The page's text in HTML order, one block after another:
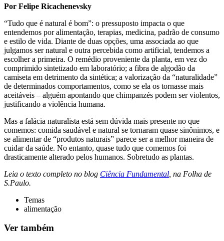
Por Felipe Ricachenevsky
“Tudo que é natural é bom”: o pressuposto impacta o que
entendemos por alimentação, terapias, medicina, padrão de consumo
e estilo de vida. Diante de duas opções, uma associada ao que
julgamos ser natural e outra percebida como artificial, tendemos a
escolher a primeira. O remédio proveniente da planta, em vez do
comprimido sintetizado em laboratório; a fibra de algodão da
camiseta em detrimento da sintética; a valorização da “naturalidade”
de determinados comportamentos, como se ela os tornasse mais
aceitáveis – alguém apontando que chimpanzés podem ser violentos,
justificando a violência humana.
Mas a falácia naturalista está sem dúvida mais presente no que
comemos: comida saudável e natural se tornaram quase sinônimos, e
se alimentar de “produtos naturais” parece ser a melhor maneira de
cuidar da saúde. No entanto, quase tudo que comemos foi
drasticamente alterado pelos humanos. Sobretudo as plantas.
Leia o texto completo no blog Ciência Fundamental , na Folha de
S.Paulo.
Temas
alimentação
Ver também